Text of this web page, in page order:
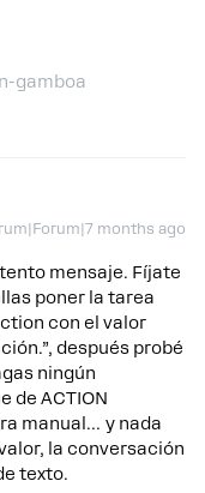
gamboa
months ago
mensaje. Fíjate
poner la tarea
con el valor
después probé
ningún
de ACTION
manual… y nada
la conversación
texto.